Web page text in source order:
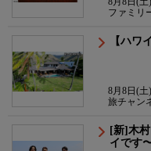
ファミリ
【ハワ
8月8日(土
旅チャン
[新]木
イです